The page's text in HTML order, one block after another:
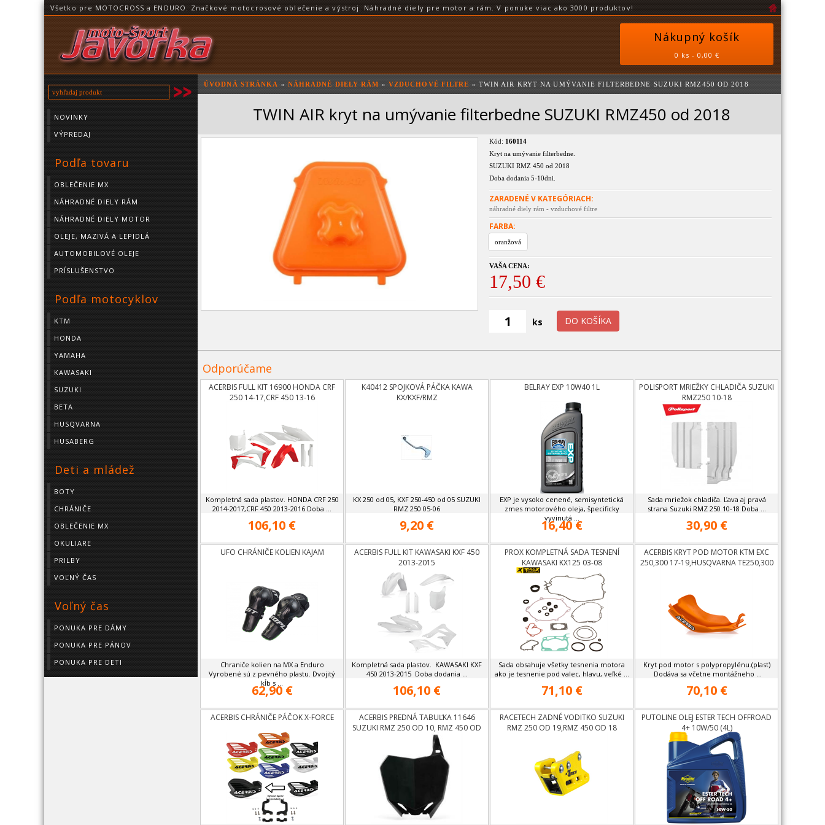
Všetko pre MOTOCROSS a ENDURO. Značkové motocrosové oblečenie a výstroj. Náhradné diely pre motor a rám. V ponuke viac ako 3000 produktov!
Nákupný košík
0 ks - 0,00 €
NOVINKY
VÝPREDAJ
Podľa tovaru
OBLEČENIE MX
NÁHRADNÉ DIELY RÁM
NÁHRADNÉ DIELY MOTOR
OLEJE, MAZIVÁ A LEPIDLÁ
AUTOMOBILOVÉ OLEJE
PRÍSLUŠENSTVO
Podľa motocyklov
KTM
HONDA
YAMAHA
KAWASAKI
SUZUKI
BETA
HUSQVARNA
HUSABERG
Deti a mládež
BOTY
CHRÁNIČE
OBLEČENIE MX
OKULIARE
PRILBY
VOĽNÝ ČAS
Voľný čas
PONUKA PRE DÁMY
PONUKA PRE PÁNOV
PONUKA PRE DETI
ÚVODNÁ STRÁNKA » NÁHRADNÉ DIELY RÁM » VZDUCHOVÉ FILTRE » TWIN AIR KRYT NA UMÝVANIE FILTERBEDNE SUZUKI RMZ450 OD 2018
TWIN AIR kryt na umývanie filterbedne SUZUKI RMZ450 od 2018
Kód: 160114
Kryt na umývanie filterbedne.
SUZUKI RMZ 450 od 2018
Doba dodania 5-10dni.
ZARADENÉ V KATEGÓRIACH:
náhradné diely rám - vzduchové filtre
FARBA:
oranžová
VAŠA CENA:
17,50 €
ks
Odporúčame
ACERBIS FULL KIT 16900 HONDA CRF
250 14-17,CRF 450 13-16
Kompletná sada plastov. HONDA CRF 250
2014-2017,CRF 450 2013-2016 Doba ...
106,10 €
K40412 SPOJKOVÁ PÁČKA KAWA
KX/KXF/RMZ
KX 250 od 05, KXF 250-450 od 05 SUZUKI
RMZ 250 05-06
9,20 €
BELRAY EXP 10W40 1L
EXP je vysoko cenené, semisyntetická
zmes motorového oleja, špecificky
vyvinutá ...
16,40 €
POLISPORT MRIEŽKY CHLADIČA SUZUKI
RMZ250 10-18
Sada mriežok chladiča. Ľava aj pravá
strana Suzuki RMZ 250 10-18 Doba ...
30,90 €
UFO CHRÁNIČE KOLIEN KAJAM
Chraniče kolien na MX a Enduro
Vyrobené sú z pevného plastu. Dvojitý
kĺb s ...
62,90 €
ACERBIS FULL KIT KAWASAKI KXF 450
2013-2015
Kompletná sada plastov. KAWASAKI KXF
450 2013-2015 Doba dodania ...
106,10 €
PROX KOMPLETNÁ SADA TESNENÍ
KAWASAKI KX125 03-08
Sada obsahuje všetky tesnenia motora
ako je tesnenie pod valec, hlavu, veľké ...
71,10 €
ACERBIS KRYT POD MOTOR KTM EXC
250,300 17-19,HUSQVARNA TE250,300
Kryt pod motor s polypropylénu.(plast)
Dodáva sa včetne montážneho ...
70,10 €
ACERBIS CHRÁNIČE PÁČOK X-FORCE
ACERBIS PREDNÁ TABUĽKA 11646
SUZUKI RMZ 250 OD 10, RMZ 450 OD
RACETECH ZADNÉ VODITKO SUZUKI
RMZ 250 OD 19,RMZ 450 OD 18
PUTOLINE OLEJ ESTER TECH OFFROAD
4+ 10W/50 (4L)